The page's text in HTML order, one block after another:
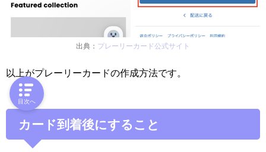
出典： プレーリーカード公式サイト
以上がプレーリーカードの作成方法です。
カード到着後にすること
目次へ